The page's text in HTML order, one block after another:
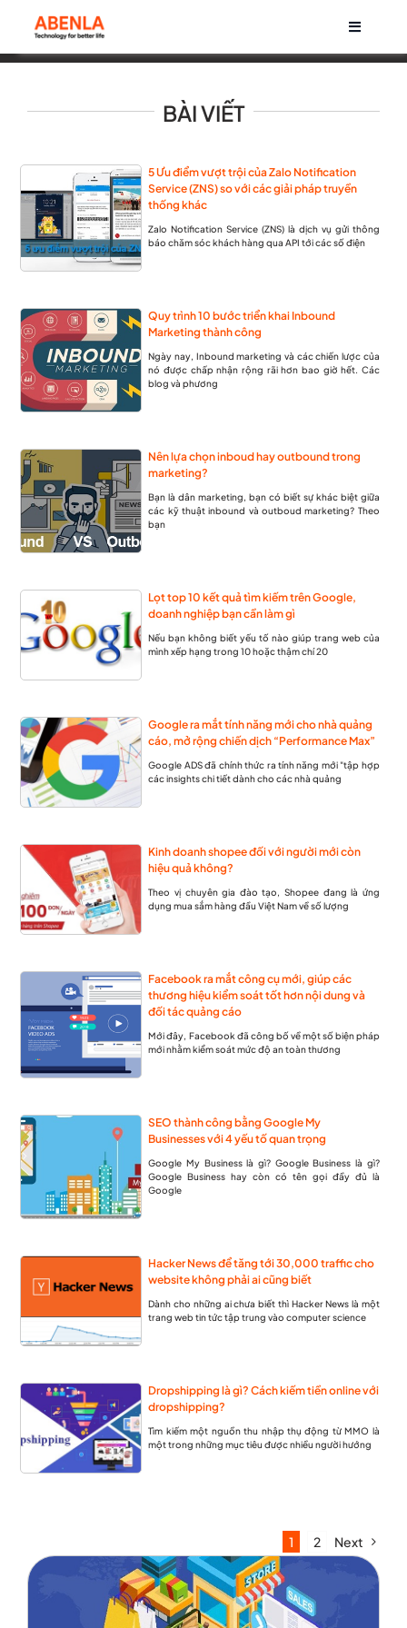
content
Toggle
Life at Abenla
Cơ hội nghề nghiệp
Tin tức
BÀI VIẾT
5 Ưu điểm vượt trội của Zalo Notification
Service (ZNS) so với các giải pháp truyền
thống khác
Zalo Notification Service (ZNS) là dịch vụ gửi thông
báo chăm sóc khách hàng qua API tới các số điện
Quy trình 10 bước triển khai Inbound
Marketing thành công
Ngày nay, Inbound marketing và các chiến lược của
nó được chấp nhận rộng rãi hơn bao giờ hết. Các
blog và phương
Nên lựa chọn inboud hay outbound trong
marketing?
Bạn là dân marketing, bạn có biết sự khác biệt giữa
các kỹ thuật inbound và outboud marketing? Theo
bạn
Lọt top 10 kết quả tìm kiếm trên Google,
doanh nghiệp bạn cần làm gì
Nếu bạn không biết yếu tố nào giúp trang web của
mình xếp hạng trong 10 hoặc thậm chí 20
Google ra mắt tính năng mới cho nhà quảng
cáo, mở rộng chiến dịch “Performance Max”
Google ADS đã chính thức ra tính năng mới "tập hợp
các insights chi tiết dành cho các nhà quảng
Kinh doanh shopee đối với người mới còn
hiệu quả không?
Theo vị chuyên gia đào tạo, Shopee đang là ứng
dụng mua sắm hàng đầu Việt Nam về số lượng
Facebook ra mắt công cụ mới, giúp các
thương hiệu kiểm soát tốt hơn nội dung và
đối tác quảng cáo
Mới đây, Facebook đã công bố về một số biện pháp
mới nhằm kiểm soát mức độ an toàn thương
SEO thành công bằng Google My
Businesses với 4 yếu tố quan trọng
Google My Business là gì? Google Business là gì?
Google Business hay còn có tên gọi đầy đủ là
Google
Hacker News để tăng tới 30,000 traffic cho
website không phải ai cũng biết
Dành cho những ai chưa biết thì Hacker News là một
trang web tin tức tập trung vào computer science
Dropshipping là gì? Cách kiếm tiền online với
dropshipping?
Tìm kiếm một nguồn thu nhập thụ động từ MMO là
một trong những mục tiêu được nhiều người hướng
1 2 Next